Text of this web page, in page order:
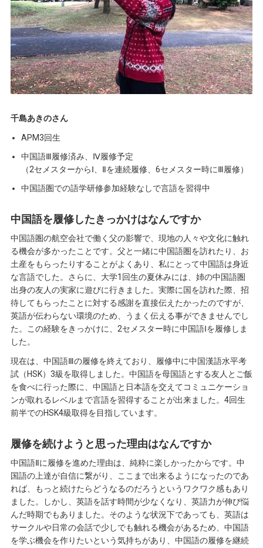
千島あきのさん
APM3回生
中国語Ⅲ履修済み、Ⅳ履修予定
（2セメスターからⅠ、Ⅱを連続履修、6セメスター時にⅢ履修）
中国語圏での語学研修参加経験なしで言語を習得中
中国語を履修したきっかけはなんですか
中国語圏の航空会社で働く父の影響で、現地の人々や文化に触れ
る機会が多かったことです。父と一緒に中国語圏を訪れたり、お
土産をもらったりすることがよくあり、私にとって中国語は身近
な言語でした。さらに、大学1回生の夏休みには、姉の中国語圏
出身の友人の実家に遊びに行きました。実際に国を訪れた際、招
待してもらったことに対する感謝を直接伝えたかったのですが、
英語が伝わらない環境のため、うまく伝える事ができませんでし
た。この経験をきっかけに、2セメスター時に中国語Ⅰを履修しま
した。
現在は、中国語Ⅲの履修を終えており、履修中に中国漢語水平考
試（HSK）3級を取得しました。中国語を母国語とする友人とご飯
を食べに行った際に、中国語と日本語を交えてコミュニケーショ
ンが取れるレベルまで言語を習得することが出来ました。4回生
前半でのHSK4級取得を目指しています。
履修を続けようと思った理由はなんですか
中国語Ⅱに履修を進めた理由は、純粋に楽しかったからです。中
国語の上達が自信に繋がり、ここまで出来るようになったのであ
れば、もっと続けたらどうなるのだろうというワクワク感もあり
ました。しかし、英語を話す時間が少なくなり、英語力が伸び悩
んだ時期でもありました。そのような状況下であっても、英語は
サークルや日常の会話で少しでも触れる機会があるため、中国語
を学ぶ機会を作りたいという気持ちがあり、中国語の履修を継続